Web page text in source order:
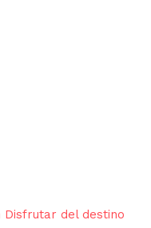
Disfrutar del destino